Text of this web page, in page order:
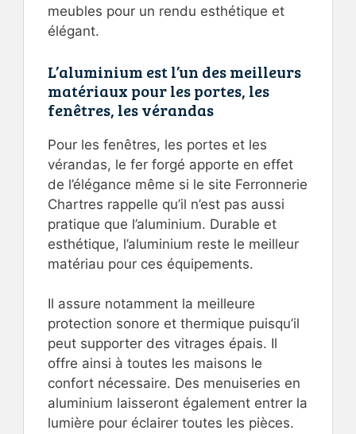
meubles pour un rendu esthétique et
élégant.
L’aluminium est l’un des meilleurs
matériaux pour les portes, les
fenêtres, les vérandas
Pour les fenêtres, les portes et les
vérandas, le fer forgé apporte en effet
de l’élégance même si le site Ferronnerie
Chartres rappelle qu’il n’est pas aussi
pratique que l’aluminium. Durable et
esthétique, l’aluminium reste le meilleur
matériau pour ces équipements.
Il assure notamment la meilleure
protection sonore et thermique puisqu’il
peut supporter des vitrages épais. Il
offre ainsi à toutes les maisons le
confort nécessaire. Des menuiseries en
aluminium laisseront également entrer la
lumière pour éclairer toutes les pièces.